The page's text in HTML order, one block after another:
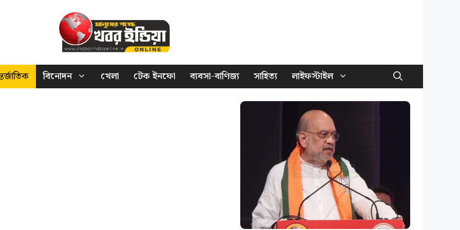
বিনোদন খেলা টেক ইনফো ব্যবসা-বাণিজ্য সাহিত্য লাইফস্টাইল